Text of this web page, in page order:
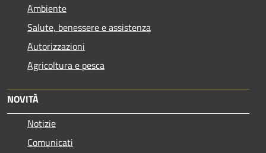
Ambiente
Salute, benessere e assistenza
Autorizzazioni
Agricoltura e pesca
NOVITÀ
Notizie
Comunicati